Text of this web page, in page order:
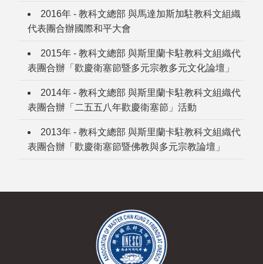
2016年 - 教科文總部 與馬達加斯加駐教科文組織
代表團合辦國際和平大會
2015年 - 教科文總部 與斯里蘭卡駐教科文組織代
表團合辦「歡慶衛塞節暨多元宗教多元文化論壇」
2014年 - 教科文總部 與斯里蘭卡駐教科文組織代
表團合辦「二五五八年歡慶衛塞節」活動
2013年 - 教科文總部 與斯里蘭卡駐教科文組織代
表團合辦「歡慶衛塞節暨佛教與多元宗教論壇」